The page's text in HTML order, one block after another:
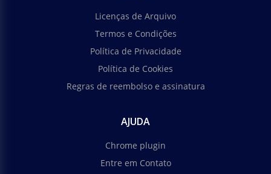
Licenças de Arquivo
Termos e Condições
Política de Privacidade
Política de Cookies
Regras de reembolso e assinatura
AJUDA
Chrome plugin
Entre em Contato